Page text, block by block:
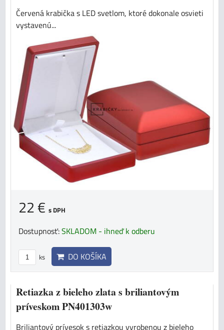
Červená krabička s LED svetlom, ktoré dokonale osvieti
vystavenú...
22 € s DPH
Dostupnosť:SKLADOM - ihneď k odberu
ks DO KOŠÍKA
Retiazka z bieleho zlata s briliantovým
príveskom PN401303w
Briliantový prívesok s retiazkou vyrobenou z bieleho